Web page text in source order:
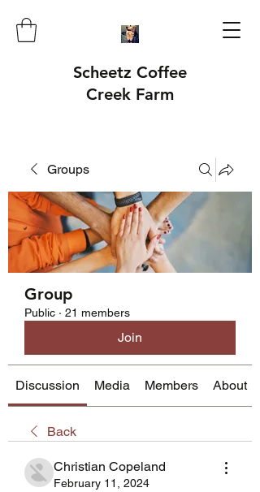
Scheetz Coffee
Creek Farm
Groups
Group
Public · 21 members
Join
Discussion Media Members About
Back
Christian Copeland
February 11, 2024